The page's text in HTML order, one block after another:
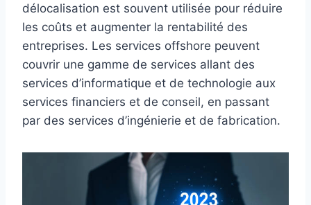
délocalisation est souvent utilisée pour réduire
les coûts et augmenter la rentabilité des
entreprises. Les services offshore peuvent
couvrir une gamme de services allant des
services d’informatique et de technologie aux
services financiers et de conseil, en passant
par des services d’ingénierie et de fabrication.